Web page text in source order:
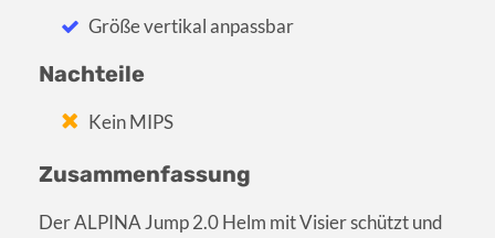
Größe vertikal anpassbar
Nachteile
Kein MIPS
Zusammenfassung
Der ALPINA Jump 2.0 Helm mit Visier schützt und